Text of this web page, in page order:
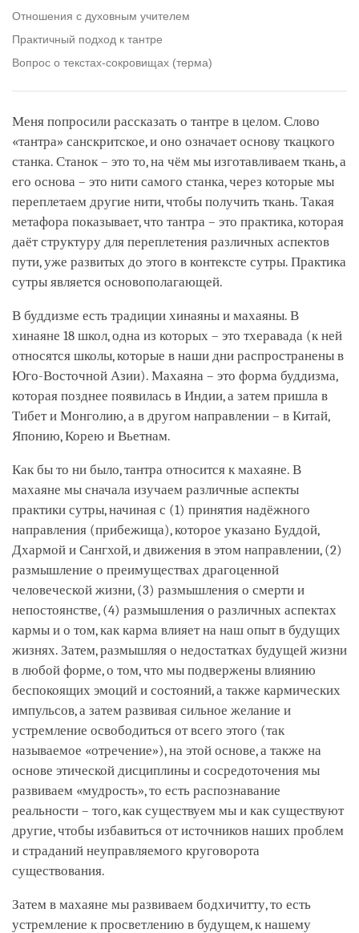
Отношения с духовным учителем
Практичный подход к тантре
Вопрос о текстах-сокровищах (терма)
Меня попросили рассказать о тантре в целом. Слово
«тантра» санскритское, и оно означает основу ткацкого
станка. Станок – это то, на чём мы изготавливаем ткань, а
его основа – это нити самого станка, через которые мы
переплетаем другие нити, чтобы получить ткань. Такая
метафора показывает, что тантра – это практика, которая
даёт структуру для переплетения различных аспектов
пути, уже развитых до этого в контексте сутры. Практика
сутры является основополагающей.
В буддизме есть традиции хинаяны и махаяны. В
хинаяне 18 школ, одна из которых – это тхеравада (к ней
относятся школы, которые в наши дни распространены в
Юго-Восточной Азии). Махаяна – это форма буддизма,
которая позднее появилась в Индии, а затем пришла в
Тибет и Монголию, а в другом направлении – в Китай,
Японию, Корею и Вьетнам.
Как бы то ни было, тантра относится к махаяне. В
махаяне мы сначала изучаем различные аспекты
практики сутры, начиная с (1) принятия надёжного
направления (прибежища), которое указано Буддой,
Дхармой и Сангхой, и движения в этом направлении, (2)
размышление о преимуществах драгоценной
человеческой жизни, (3) размышления о смерти и
непостоянстве, (4) размышления о различных аспектах
кармы и о том, как карма влияет на наш опыт в будущих
жизнях. Затем, размышляя о недостатках будущей жизни
в любой форме, о том, что мы подвержены влиянию
беспокоящих эмоций и состояний, а также кармических
импульсов, а затем развивая сильное желание и
устремление освободиться от всего этого (так
называемое «отречение»), на этой основе, а также на
основе этической дисциплины и сосредоточения мы
развиваем «мудрость», то есть распознавание
реальности – того, как существуем мы и как существуют
другие, чтобы избавиться от источников наших проблем
и страданий неуправляемого круговорота
существования.
Затем в махаяне мы развиваем бодхичитту, то есть
устремление к просветлению в будущем, к нашему